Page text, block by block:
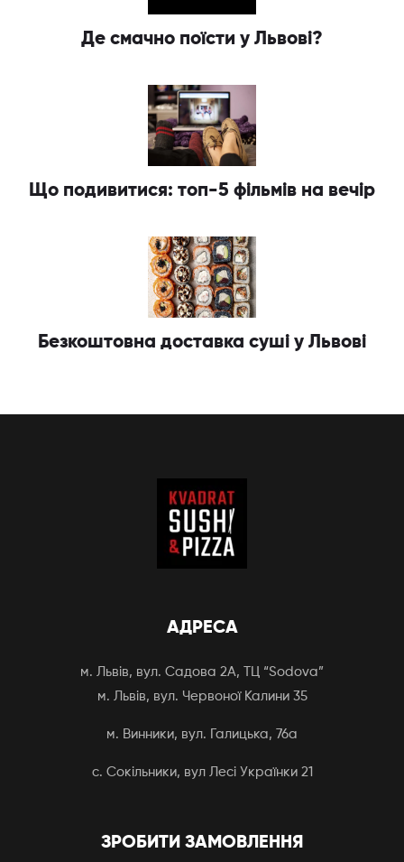
Де смачно поїсти у Львові?
Що подивитися: топ-5 фільмів на вечір
Безкоштовна доставка суші у Львові
АДРЕСА
м. Львів, вул. Садова 2А, ТЦ “Sodova”
м. Львів, вул. Червоної Калини 35
м. Винники, вул. Галицька, 76а
с. Сокільники, вул Лесі Українки 21
ЗРОБИТИ ЗАМОВЛЕННЯ